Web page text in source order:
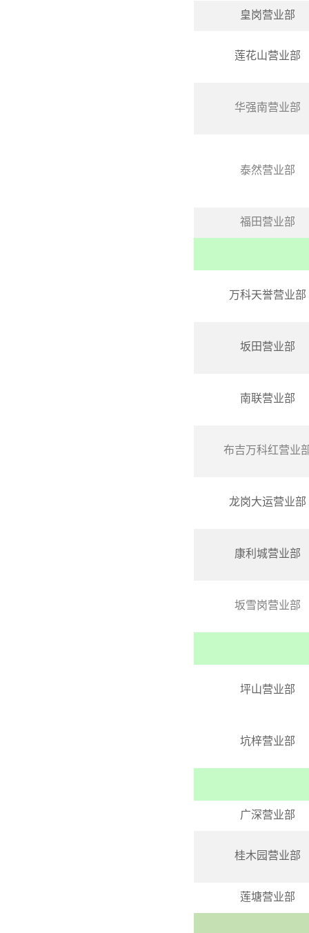
皇岗营业部
莲花山营业部
华强南营业部
泰然营业部
福田营业部
万科天誉营业部
坂田营业部
南联营业部
布吉万科红营业
龙岗大运营业部
康利城营业部
坂雪岗营业部
坪山营业部
坑梓营业部
广深营业部
桂木园营业部
莲塘营业部